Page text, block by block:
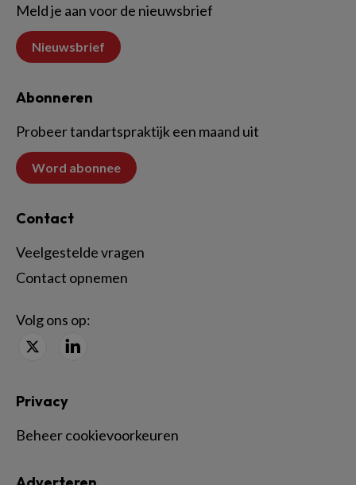
Meld je aan voor de nieuwsbrief
Nieuwsbrief
Abonneren
Probeer tandartspraktijk een maand uit
Word abonnee
Contact
Veelgestelde vragen
Contact opnemen
Volg ons op:
Privacy
Beheer cookievoorkeuren